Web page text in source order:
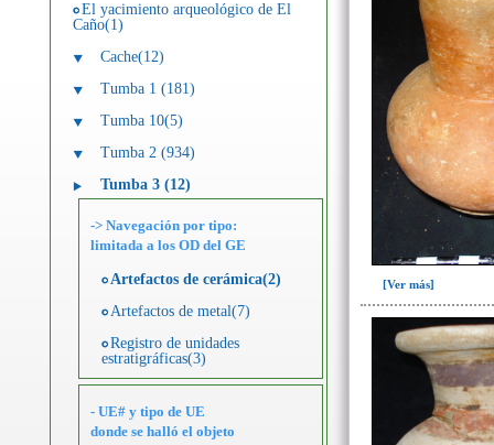
El yacimiento arqueológico de El
Caño(1)
Cache(12)
Tumba 1 (181)
Tumba 10(5)
Tumba 2 (934)
Tumba 3 (12)
-> Navegación por tipo:
limitada a los OD del GE
Artefactos de cerámica(2)
Artefactos de metal(7)
Registro de unidades
estratigráficas(3)
- UE# y tipo de UE
donde se halló el objeto
[Ver más]